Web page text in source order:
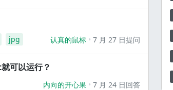
jpg 认真的鼠标 7 月 27 日提问
可以运行？
内向的开心果 7 月 24 日回答